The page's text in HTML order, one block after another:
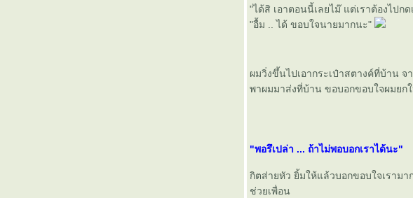
"ได้สิ เอาตอนนี้เลยไม๊ แต่เราต้องไป
"อื้ม .. ได้ ขอบใจนายมากนะ"
ผมวิ่งขึ้นไปเอากระเป๋าสตางค์ที่บ้าน
พาผมมาส่งที่บ้าน ขอบอกขอบใจผมยก
"พอรึเปล่า ... ถ้าไม่พอบอกเราได้นะ"
กิตส่ายหัว ยิ้มให้แล้วบอกขอบใจเราม
ช่วยเพื่อน